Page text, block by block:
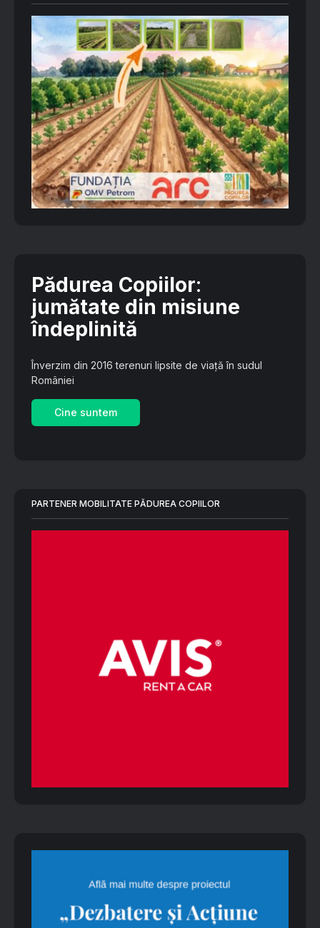
Pădurea Copiilor:
jumătate din misiune
îndeplinită
Înverzim din 2016 terenuri lipsite de viață în sudul
României
Cine suntem
PARTENER MOBILITATE PĂDUREA COPIILOR